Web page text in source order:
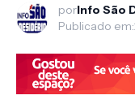
porInfo São
Publicado em: